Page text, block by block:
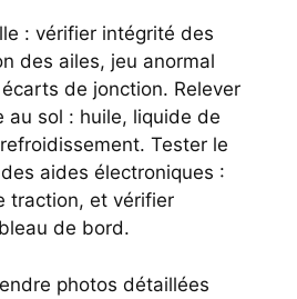
: vérifier intégrité des
des ailes, jeu anormal
de jonction. Relever
au sol : huile, liquide de
Tester le
aides électroniques :
traction, et vérifier
de bord.
photos détaillées